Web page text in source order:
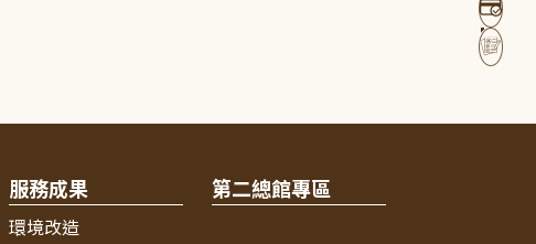
服務成果
環境改造
第二總館專區